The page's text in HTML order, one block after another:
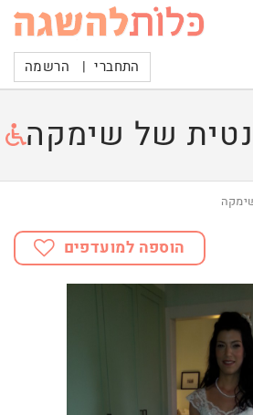
התחברי | הרשמה
של שימקה
הוספה למועדפים